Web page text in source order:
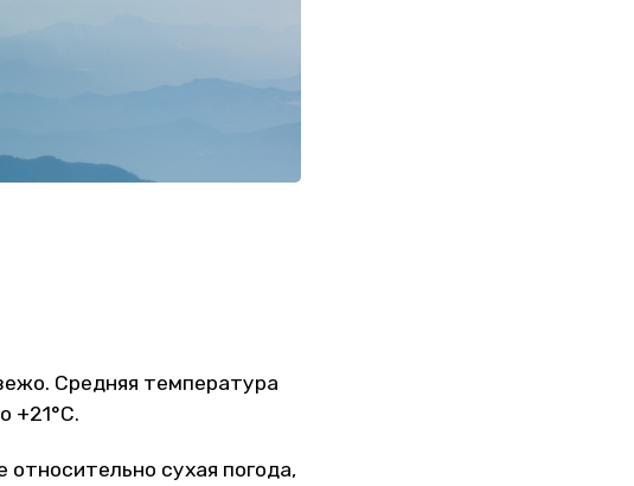
Средняя температура
+21°С.
сухая погода,